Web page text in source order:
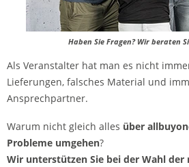
Haben Sie Fragen? Wir beraten
Als Veranstalter hat man es nicht
Lieferungen, falsches Material und
Ansprechpartner.
Warum nicht gleich alles über
Probleme umgehen?
Wir unterstützen Sie bei der Wahl